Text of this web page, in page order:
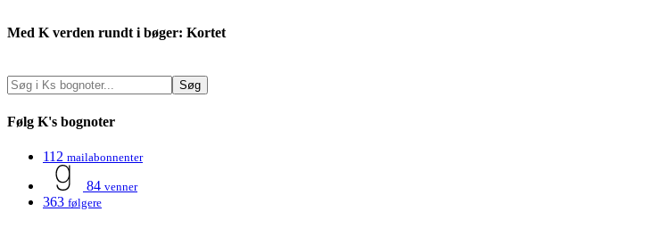
Med K verden rundt i bøger: Kortet
Følg K's bognoter
112 mailabonnenter
84 venner
363 følgere